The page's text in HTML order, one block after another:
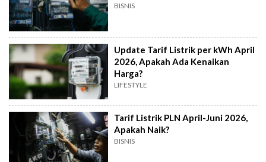
BISNIS
Update Tarif Listrik per kWh April
2026, Apakah Ada Kenaikan
Harga?
LIFESTYLE
Tarif Listrik PLN April-Juni 2026,
Apakah Naik?
BISNIS